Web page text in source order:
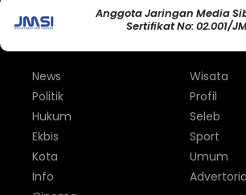
Anggota Jaringan Media
Sertifikat No: 02.001/
News
Politik
Hukum
Ekbis
Kota
Info
Wisata
Profil
Seleb
Sport
Umum